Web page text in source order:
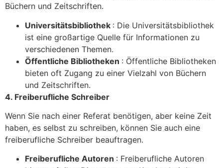
Büchern und Zeitschriften.
Universitätsbibliothek : Die Universitätsbibliothek
ist eine großartige Quelle für Informationen zu
verschiedenen Themen.
Öffentliche Bibliotheken : Öffentliche Bibliotheken
bieten oft Zugang zu einer Vielzahl von Büchern
und Zeitschriften.
4. Freiberufliche Schreiber
Wenn Sie nach einer Referat benötigen, aber keine Zeit
haben, es selbst zu schreiben, können Sie auch eine
freiberufliche Schreiber beauftragen.
Freiberufliche Autoren : Freiberufliche Autoren